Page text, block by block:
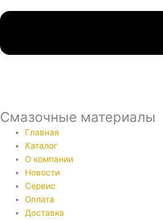
Смазочные материалы
Главная
Каталог
О компании
Новости
Сервис
Оплата
Доставка